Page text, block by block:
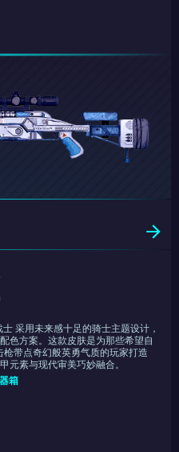
采用未来感十足的骑士主题设计，
色方案。这款皮肤是为那些希望自
带点奇幻般英勇气质的玩家打造
元素与现代审美巧妙融合。
箱